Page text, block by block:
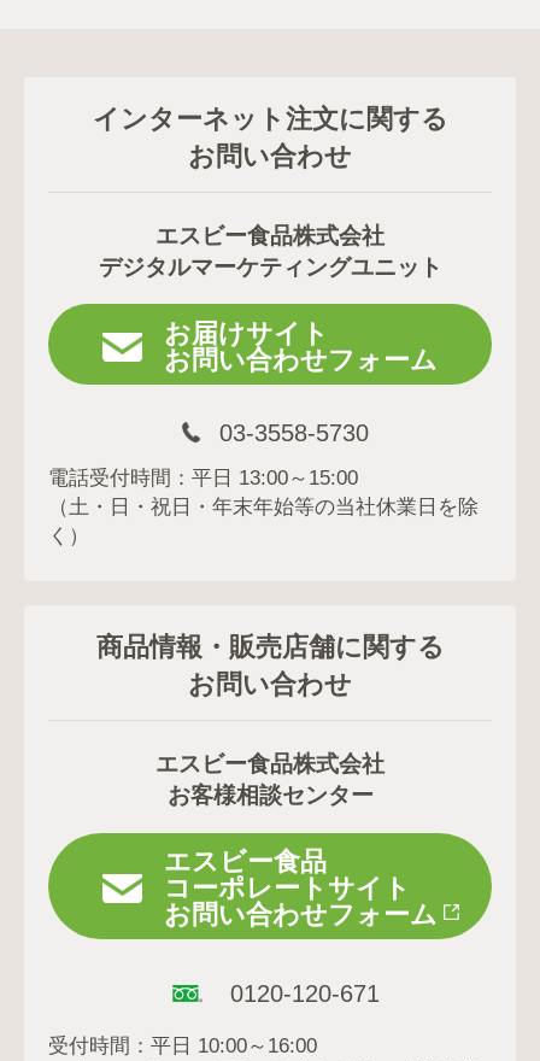
インターネット注文に関する
お問い合わせ
エスビー食品株式会社
デジタルマーケティングユニット
お届けサイト
お問い合わせフォーム
03-3558-5730
電話受付時間：平日 13:00～15:00
（土・日・祝日・年末年始等の当社休業日を除
く）
商品情報・販売店舗に関する
お問い合わせ
エスビー食品株式会社
お客様相談センター
エスビー食品
コーポレートサイト
お問い合わせフォーム
0120-120-671
受付時間：平日 10:00～16:00